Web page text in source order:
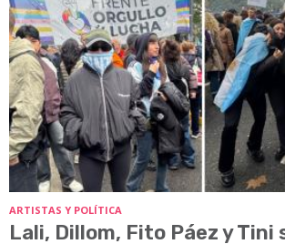
ARTISTAS Y POLÍTICA
Lali, Dillom, Fito Páez y Tini